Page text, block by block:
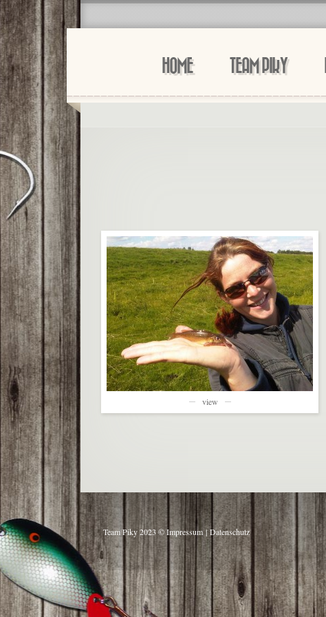
HOME TEAM PIKY
view
Team Piky 2023 ©Impressum |Datenschutz